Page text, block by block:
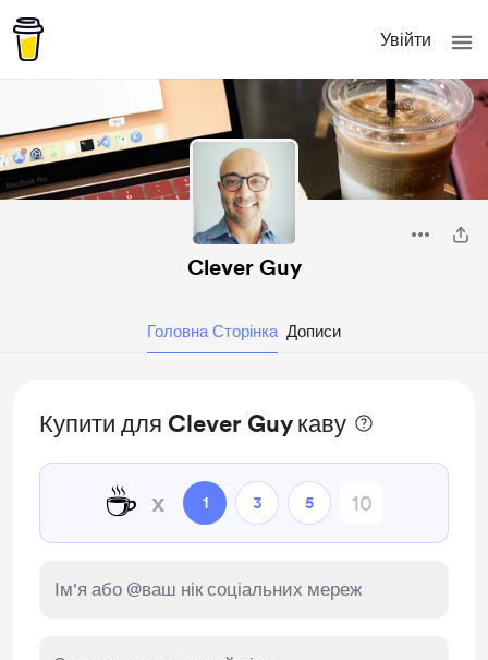
Увійти
Clever Guy
Головна Сторінка Дописи
Купити для Clever Guy каву
☕ x 1 3 5